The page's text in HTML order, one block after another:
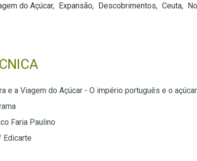
do Açúcar Expansão Descobrimentos Ceuta
e a Viagem do Açúcar - O império português e o
Faria Paulino
Edicarte